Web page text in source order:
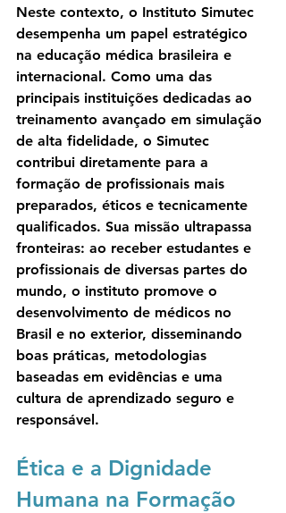
Neste contexto, o Instituto Simutec
desempenha um papel estratégico
na educação médica brasileira e
internacional. Como uma das
principais instituições dedicadas ao
treinamento avançado em simulação
de alta fidelidade, o Simutec
contribui diretamente para a
formação de profissionais mais
preparados, éticos e tecnicamente
qualificados. Sua missão ultrapassa
fronteiras: ao receber estudantes e
profissionais de diversas partes do
mundo, o instituto promove o
desenvolvimento de médicos no
Brasil e no exterior, disseminando
boas práticas, metodologias
baseadas em evidências e uma
cultura de aprendizado seguro e
responsável.
Ética e a Dignidade
Humana na Formação